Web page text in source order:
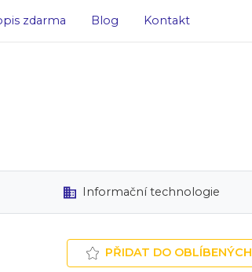
zdarma Blog Kontakt
Informační technologie
PŘIDAT DO OBLÍBENÝCH